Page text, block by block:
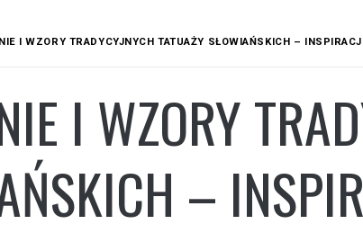
I WZORY TRADYCYJNYCH TATUAŻY SŁOWIAŃSKICH –
I WZORY
–